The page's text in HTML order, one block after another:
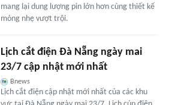
mang lại dung lượng pin lớn hơn cùng thiết kế
mỏng nhẹ vượt trội.
Lịch cắt điện Đà Nẵng ngày mai
23/7 cập nhật mới nhất
Bnews
Lịch cắt điện cập nhật mới nhất của các khu